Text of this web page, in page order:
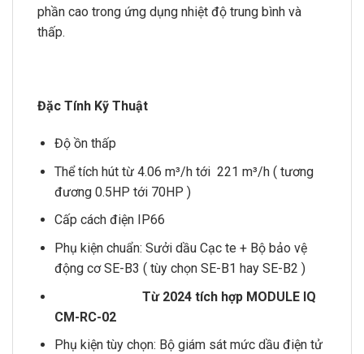
phần cao trong ứng dụng nhiệt độ trung bình và
thấp.
Đặc Tính Kỹ Thuật
Độ ồn thấp
Thể tích hút từ 4.06 m³/h tới 221 m³/h ( tương
đương 0.5HP tới 70HP )
Cấp cách điện IP66
Phụ kiện chuẩn: Sưởi dầu Cạc te + Bộ bảo vệ
động cơ SE-B3 ( tùy chọn SE-B1 hay SE-B2 )
Từ 2024 tích hợp MODULE IQ
CM-RC-02
Phụ kiện tùy chọn: Bộ giám sát mức dầu điện tử